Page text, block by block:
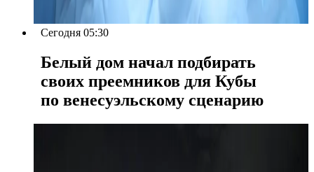
Сегодня 05:30
Белый дом начал подбирать
своих преемников для Кубы
по венесуэльскому сценарию